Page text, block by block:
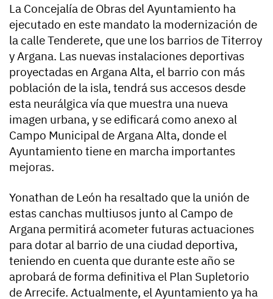
La Concejalía de Obras del Ayuntamiento ha
ejecutado en este mandato la modernización de
la calle Tenderete, que une los barrios de Titerroy
y Argana. Las nuevas instalaciones deportivas
proyectadas en Argana Alta, el barrio con más
población de la isla, tendrá sus accesos desde
esta neurálgica vía que muestra una nueva
imagen urbana, y se edificará como anexo al
Campo Municipal de Argana Alta, donde el
Ayuntamiento tiene en marcha importantes
mejoras.
Yonathan de León ha resaltado que la unión de
estas canchas multiusos junto al Campo de
Argana permitirá acometer futuras actuaciones
para dotar al barrio de una ciudad deportiva,
teniendo en cuenta que durante este año se
aprobará de forma definitiva el Plan Supletorio
de Arrecife. Actualmente, el Ayuntamiento ya ha